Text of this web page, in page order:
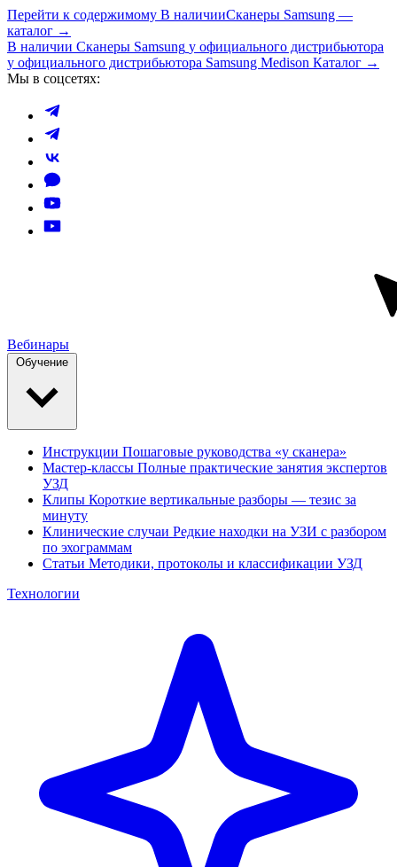
Перейти к содержимому В наличииСканеры Samsung —
каталог →
В наличии Сканеры Samsung у официального дистрибьютора
у официального дистрибьютора Samsung Medison Каталог →
Мы в соцсетях:
Вебинары
Инструкции Пошаговые руководства «у сканера»
Мастер-классы Полные практические занятия экспертов
УЗД
Клипы Короткие вертикальные разборы — тезис за
минуту
Клинические случаи Редкие находки на УЗИ с разбором
по эхограммам
Статьи Методики, протоколы и классификации УЗД
Технологии